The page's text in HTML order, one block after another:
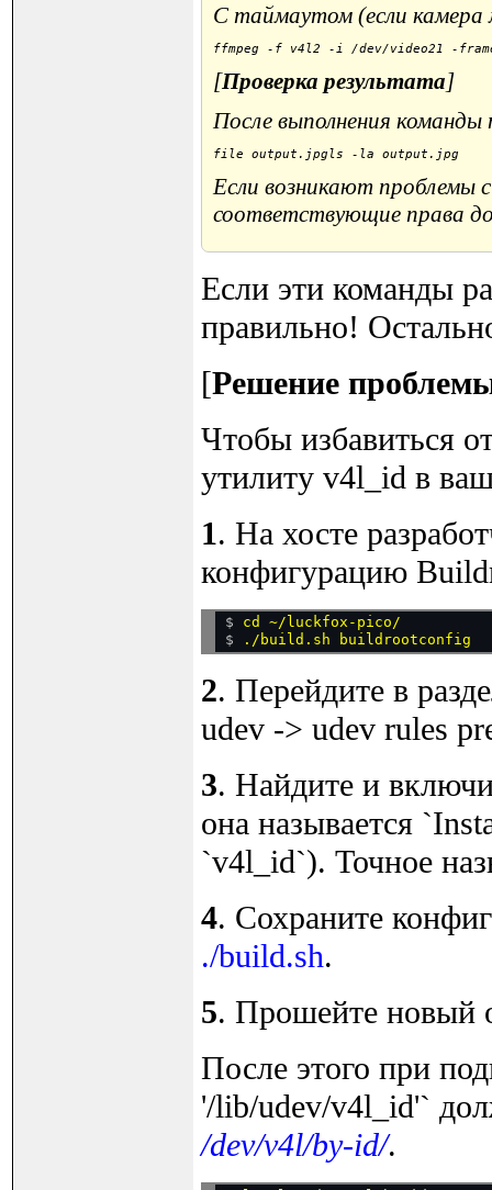
С таймаутом (если камера
ffmpeg -f v4l2 -i /dev/video21 -
[Проверка результата]
После выполнения
file output.jpgls - la
Если возникают проблемы
соответствующие права
Если эти команды
правильно!
[Решение
Чтобы избавиться
утилиту v4l_id в
1. На хосте
конфигурацию
$ cd ~/luckfox-pico/
$
2. Перейдите в
udev -> udev rules
3. Найдите и
она называется
`v4l_id`). Точное
4. Сохраните
./build.sh.
5. Прошейте новый
После этого при
'/lib/udev/v4l_id'`
/dev/v4l/by-id/.